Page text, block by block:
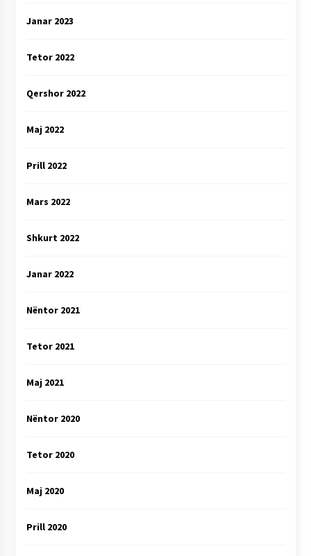
Janar 2023
Tetor 2022
Qershor 2022
Maj 2022
Prill 2022
Mars 2022
Shkurt 2022
Janar 2022
Nëntor 2021
Tetor 2021
Maj 2021
Nëntor 2020
Tetor 2020
Maj 2020
Prill 2020